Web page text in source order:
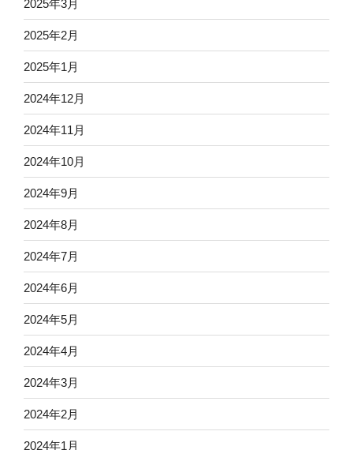
2025年3月
2025年2月
2025年1月
2024年12月
2024年11月
2024年10月
2024年9月
2024年8月
2024年7月
2024年6月
2024年5月
2024年4月
2024年3月
2024年2月
2024年1月